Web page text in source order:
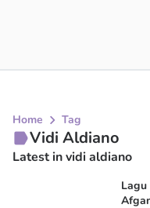
Home Tag
Vidi Aldiano
Latest in vidi aldiano